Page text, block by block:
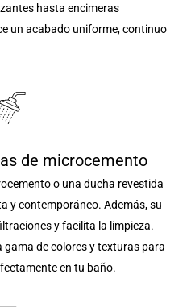
hasta encimeras
un acabado uniforme, continuo
de microcemento
o una ducha revestida
y contemporáneo. Además, su
y facilita la limpieza.
gama de colores y texturas para
en tu baño.